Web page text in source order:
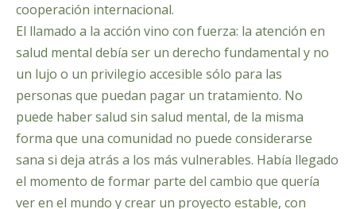
cooperación internacional.
El llamado a la acción vino con fuerza: la atención en
salud mental debía ser un derecho fundamental y no
un lujo o un privilegio accesible sólo para las
personas que puedan pagar un tratamiento. No
puede haber salud sin salud mental, de la misma
forma que una comunidad no puede considerarse
sana si deja atrás a los más vulnerables. Había llegado
el momento de formar parte del cambio que quería
ver en el mundo y crear un proyecto estable, con